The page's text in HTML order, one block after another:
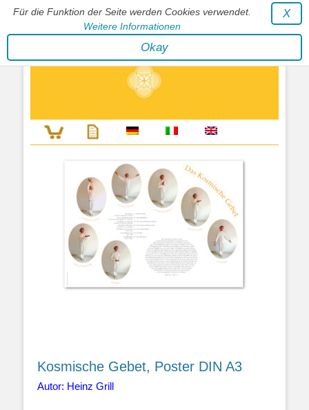
Für die Funktion der Seite werden Cookies verwendet.
Weitere Informationen
X
Okay
Stephan Wunderlich Verlag
Literatur zur Förderung der Gestaltfähigkeit des Lebens
Kosmische Gebet, Poster DIN A3
Autor: Heinz Grill